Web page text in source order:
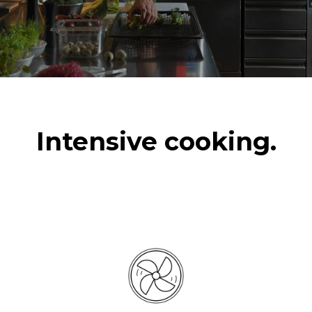
6 pełnych załadunków
potraw gotowanych na
parze
Intensive cooking.